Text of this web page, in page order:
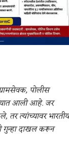
पोलीस
आली आहे. जर
त्यांच्यावर भारतीय
गुन्हा दाखल करून